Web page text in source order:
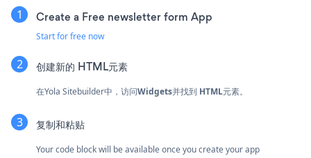
Create a Free newsletter form App
Start for free now
创建新的 HTML元素
在Yola Sitebuilder中，访问Widgets并找到 HTML元素。
复制和粘贴
Your code block will be available once you create your app